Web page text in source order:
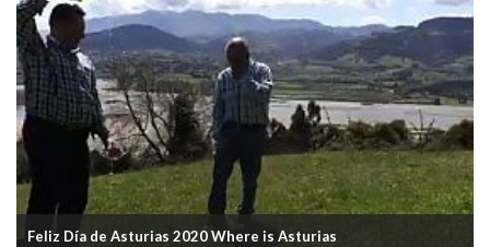
Feliz Día de Asturias 2020 Where is Asturias